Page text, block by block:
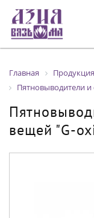
Главная
Пятновыводители и
вещей "G-